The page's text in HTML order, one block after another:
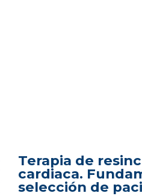
Terapia de
cardiaca.
selección de